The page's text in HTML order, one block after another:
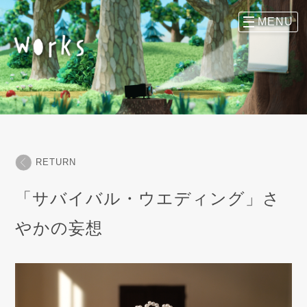
RETURN
「サバイバル・ウエディング」さ
やかの妄想